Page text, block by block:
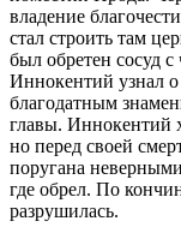
владение
стал строить там
был обретен сосуд
Иннокентий узнал
благодатным
главы. Иннокентий
но перед своей
поругана
где обрел. По
разрушилась.